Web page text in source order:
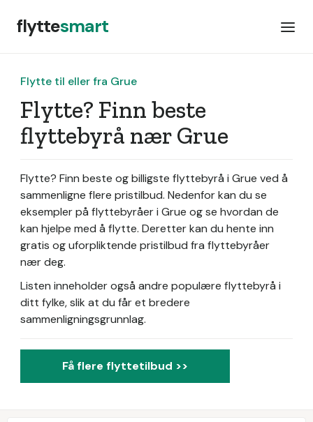
flyttesmart
Flytte til eller fra Grue
Flytte? Finn beste
flyttebyrå nær Grue
Flytte? Finn beste og billigste flyttebyrå i Grue ved å
sammenligne flere pristilbud. Nedenfor kan du se
eksempler på flyttebyråer i Grue og se hvordan de
kan hjelpe med å flytte. Deretter kan du hente inn
gratis og uforpliktende pristilbud fra flyttebyråer
nær deg.
Listen inneholder også andre populære flyttebyrå i
ditt fylke, slik at du får et bredere
sammenligningsgrunnlag.
Få flere flyttetilbud >>